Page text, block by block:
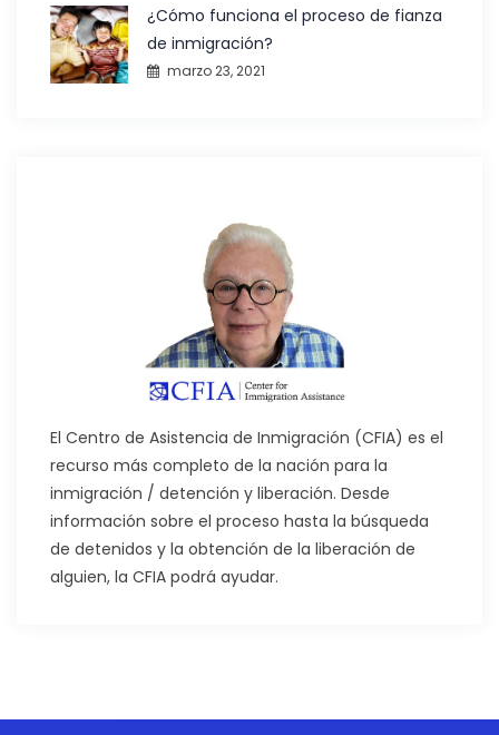
¿Cómo funciona el proceso de fianza
de inmigración?
marzo 23, 2021
El Centro de Asistencia de Inmigración (CFIA) es el
recurso más completo de la nación para la
inmigración / detención y liberación. Desde
información sobre el proceso hasta la búsqueda
de detenidos y la obtención de la liberación de
alguien, la CFIA podrá ayudar.